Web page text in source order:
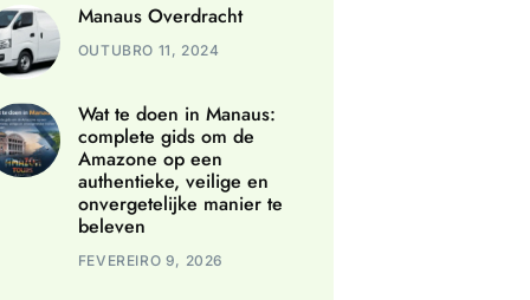
Manaus Overdracht
OUTUBRO 11, 2024
Wat te doen in Manaus:
complete gids om de
Amazone op een
authentieke, veilige en
onvergetelijke manier te
beleven
FEVEREIRO 9, 2026